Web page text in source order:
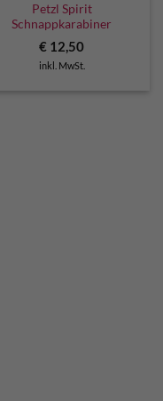
Petzl Spirit
Schnappkarabiner
€ 12,50
inkl. MwSt.